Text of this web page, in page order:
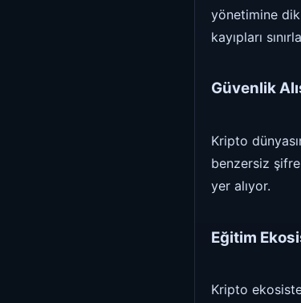
yönetimine
kayıpları
Güvenlik
Kripto
benzersiz
yer alıyor.
Eğitim
Kripto